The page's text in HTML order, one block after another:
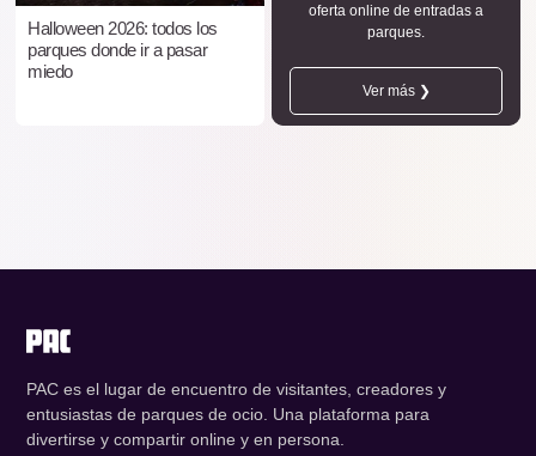
Halloween 2026: todos los
parques donde ir a pasar
miedo
oferta online de entradas a
parques.
Ver más ❯
PAC es el lugar de encuentro de visitantes, creadores y
entusiastas de parques de ocio. Una plataforma para
divertirse y compartir online y en persona.